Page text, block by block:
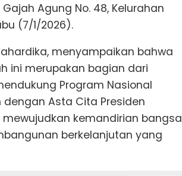
Agung No. 48, Kelurahan
(7/1/2026).
menyampaikan bahwa
ini merupakan bagian dari
Program Nasional
Asta Cita Presiden
kemandirian bangsa
berkelanjutan yang